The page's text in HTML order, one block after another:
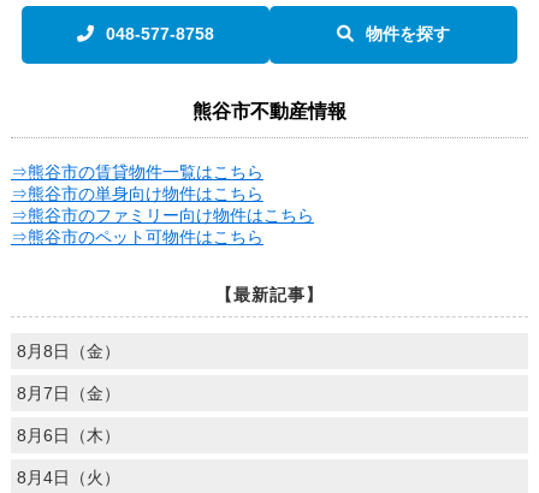
048-577-8758 物件を探す
熊谷市不動産情報
⇒熊谷市の賃貸物件一覧はこちら
⇒熊谷市の単身向け物件はこちら
⇒熊谷市のファミリー向け物件はこちら
⇒熊谷市のペット可物件はこちら
【最新記事】
8月8日（金）
8月7日（金）
8月6日（木）
8月4日（火）